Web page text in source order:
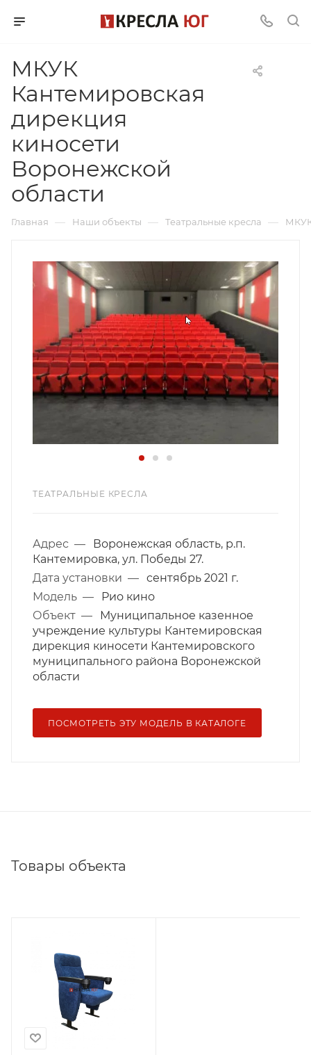
МКУК
Кантемировская
дирекция
киносети
Воронежской
области
Главная — Наши объекты — Театральные кресла —
ТЕАТРАЛЬНЫЕ КРЕСЛА
Адрес —
Воронежская область, р.п.
Кантемировка, ул. Победы 27.
Дата установки — cентябрь 2021 г.
Модель —
Рио кино
Объект —
Муниципальное казенное
учреждение культуры Кантемировская
дирекция киносети Кантемировского
муниципального района Воронежской
области
ПОСМОТРЕТЬ ЭТУ МОДЕЛЬ В КАТАЛОГЕ
Товары объекта